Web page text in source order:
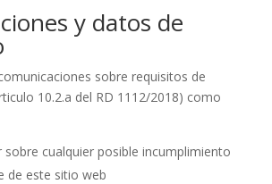
y datos de
sobre requisitos de
10.2.a del RD 1112/2018) como
sobre cualquier posible incumplimiento
de este sitio web